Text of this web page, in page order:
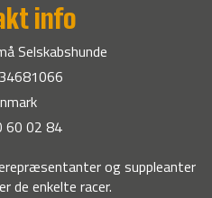
Bogøvej 4
4060 Kirke Såby
info
Selskabshunde
60 02 84
og suppleanter
de enkelte racer.